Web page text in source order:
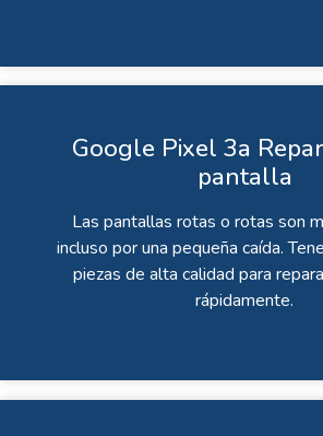
Google Pixel 3a
pantalla
Las pantallas rotas o rotas son
incluso por una pequeña caída.
piezas de alta calidad para
rápidamente.